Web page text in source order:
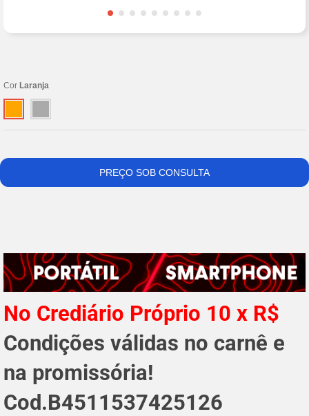
Cor Laranja
No Crediário Próprio 10 x R$
Condições válidas no carnê e
na promissória!
Cod.B4511537425126